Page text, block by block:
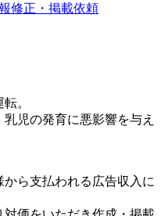
修正・掲載依頼
。
児の発育に悪影響を与え
から支払われる広告収入に